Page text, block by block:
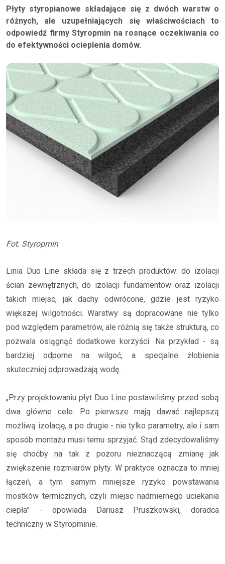
Płyty styropianowe składające się z dwóch warstw o
różnych, ale uzupełniających się właściwościach to
odpowiedź firmy Styropmin na rosnące oczekiwania co
do efektywności ocieplenia domów.
Fot. Styropmin
Linia Duo Line składa się z trzech produktów: do izolacji
ścian zewnętrznych, do izolacji fundamentów oraz izolacji
takich miejsc, jak dachy odwrócone, gdzie jest ryzyko
większej wilgotności. Warstwy są dopracowane nie tylko
pod względem parametrów, ale różnią się także strukturą, co
pozwala osiągnąć dodatkowe korzyści. Na przykład - są
bardziej odporne na wilgoć, a specjalne żłobienia
skuteczniej odprowadzają wodę.
„Przy projektowaniu płyt Duo Line postawiliśmy przed sobą
dwa główne cele. Po pierwsze mają dawać najlepszą
możliwą izolację, a po drugie - nie tylko parametry, ale i sam
sposób montażu musi temu sprzyjać. Stąd zdecydowaliśmy
się choćby na tak z pozoru nieznaczącą zmianę jak
zwiększenie rozmiarów płyty. W praktyce oznacza to mniej
łączeń, a tym samym mniejsze ryzyko powstawania
mostków termicznych, czyli miejsc nadmiernego uciekania
ciepła” - opowiada Dariusz Pruszkowski, doradca
techniczny w Styropminie.